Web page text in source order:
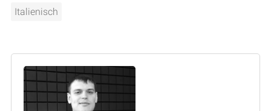
Italienisch